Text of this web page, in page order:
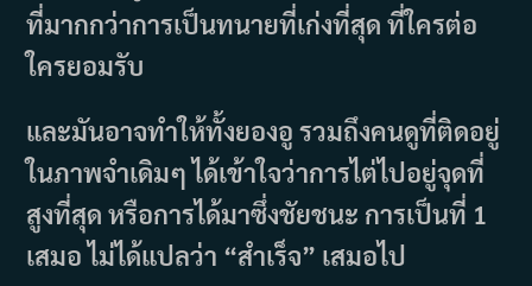
ที่มากกว่าการเป็นทนายที่เก่งที่สุด ที่ใครต่อ
ใครยอมรับ
และมันอาจทำให้ทั้งยองอู รวมถึงคนดูที่ติดอยู่
ในภาพจำเดิมๆ ได้เข้าใจว่าการไต่ไปอยู่จุดที่
สูงที่สุด หรือการได้มาซึ่งชัยชนะ การเป็นที่ 1
เสมอ ไม่ได้แปลว่า “สำเร็จ” เสมอไป